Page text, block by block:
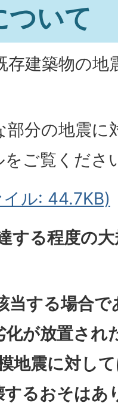
ついて
存建築物の地
部分の地震に
ご覧くださ
ル: 44.7KB)
する程度の
当する場合
が放置され
地震に対し
るおそはあ